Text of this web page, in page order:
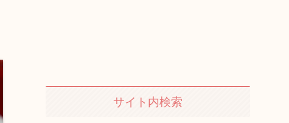
サイト内検索